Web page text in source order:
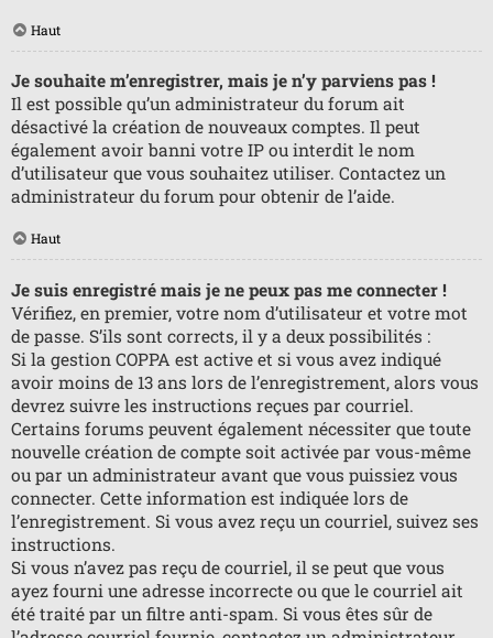
Haut
Je souhaite m’enregistrer, mais je n’y parviens pas !
Il est possible qu’un administrateur du forum ait
désactivé la création de nouveaux comptes. Il peut
également avoir banni votre IP ou interdit le nom
d’utilisateur que vous souhaitez utiliser. Contactez un
administrateur du forum pour obtenir de l’aide.
Haut
Je suis enregistré mais je ne peux pas me connecter !
Vérifiez, en premier, votre nom d’utilisateur et votre mot
de passe. S’ils sont corrects, il y a deux possibilités :
Si la gestion COPPA est active et si vous avez indiqué
avoir moins de 13 ans lors de l’enregistrement, alors vous
devrez suivre les instructions reçues par courriel.
Certains forums peuvent également nécessiter que toute
nouvelle création de compte soit activée par vous-même
ou par un administrateur avant que vous puissiez vous
connecter. Cette information est indiquée lors de
l’enregistrement. Si vous avez reçu un courriel, suivez ses
instructions.
Si vous n’avez pas reçu de courriel, il se peut que vous
ayez fourni une adresse incorrecte ou que le courriel ait
été traité par un filtre anti-spam. Si vous êtes sûr de